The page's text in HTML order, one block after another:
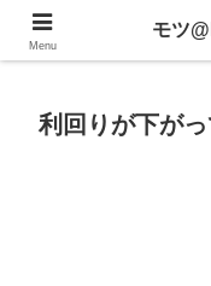
不動産、投資信託
利回りが下が
Menu
モツ